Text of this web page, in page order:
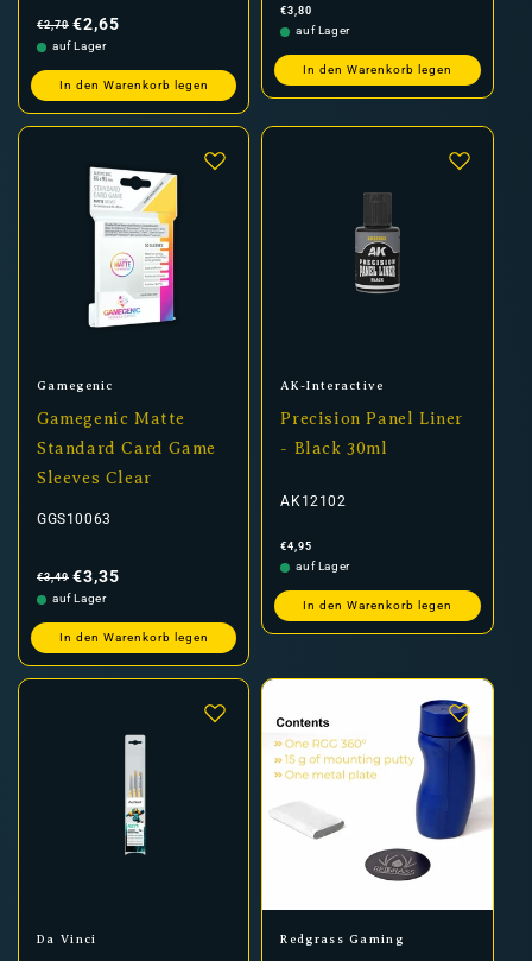
Preis
€2,70 €2,65
auf Lager
In den Warenkorb legen
Normaler
Preis
€3,80
auf Lager
In den Warenkorb legen
Anbieter:
Gamegenic
Gamegenic Matte
Standard Card Game
Sleeves Clear
GGS10063
Preis
€3,49 €3,35
auf Lager
In den Warenkorb legen
Anbieter:
AK-Interactive
Precision Panel Liner
- Black 30ml
AK12102
Normaler
Preis
€4,95
auf Lager
In den Warenkorb legen
Anbieter:
Da Vinci Anbieter:
Redgrass Gaming